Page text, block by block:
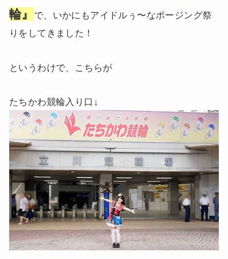
輪』
で、いかにもアイドルぅ〜なポージング祭
りをしてきました！
というわけで、こちらが
たちかわ競輪入り口↓